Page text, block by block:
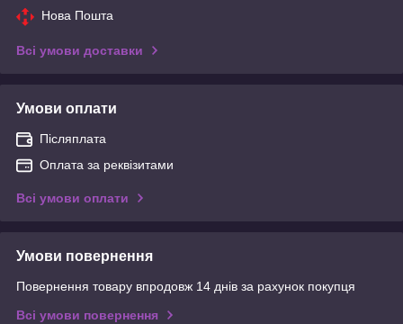
Нова Пошта
Всі умови доставки
Умови оплати
Післяплата
Оплата за реквізитами
Всі умови оплати
Умови повернення
Повернення товару впродовж 14 днів за рахунок покупця
Всі умови повернення